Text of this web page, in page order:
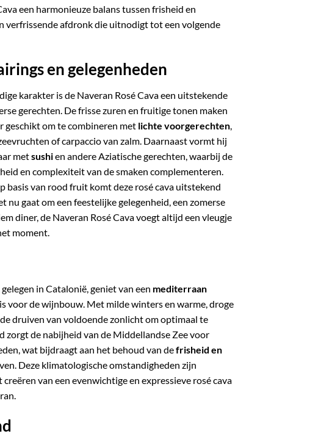
een harmonieuze balans tussen frisheid en
verfrissende afdronk die uitnodigt tot een volgende
en gelegenheden
karakter is de Naveran Rosé Cava een uitstekende
gerechten. De frisse zuren en fruitige tonen maken
geschikt om te combineren met lichte voorgerechten,
of carpaccio van zalm. Daarnaast vormt hij
metsushien andere Aziatische gerechten, waarbij de
en complexiteit van de smaken complementeren.
basis van rood fruit komt deze rosé cava uitstekend
nu gaat om een feestelijke gelegenheid, een zomerse
diner, de Naveran Rosé Cava voegt altijd een vleugje
moment.
in Catalonië, geniet van een mediterraan
voor de wijnbouw. Met milde winters en warme, droge
druiven van voldoende zonlicht om optimaal te
zorgt de nabijheid van de Middellandse Zee voor
wat bijdraagt aan het behoud van defrisheid en
Deze klimatologische omstandigheden zijn
van een evenwichtige en expressieve rosé cava